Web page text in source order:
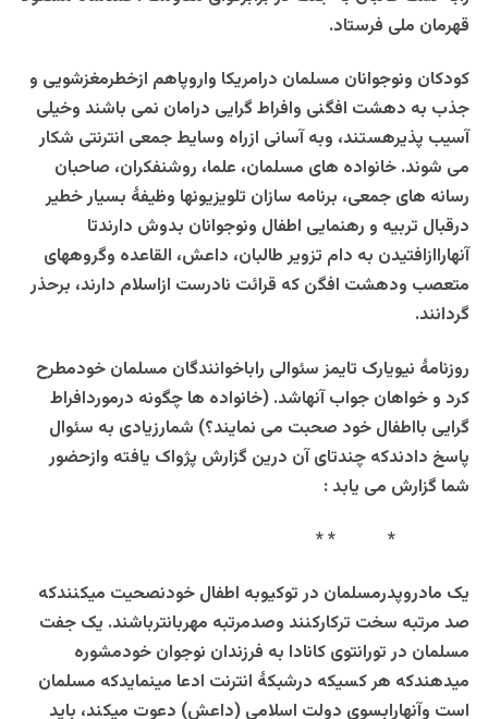
قهرمان ملی فرستاد.
کودکان ونوجوانان مسلمان درامریکا واروپاهم ازخطرمغزشویی و
جذب به دهشت افگنی وافراط گرایی درامان نمی باشند وخیلی
آسیب پذیرهستند، وبه آسانی ازراه وسایط جمعی انترنتی شکار
می شوند. خانواده های مسلمان، علما، روشنفکران، صاحبان
رسانه های جمعی، برنامه سازان تلویزیونها وظیفۀ بسیار خطیر
درقبال تربیه و رهنمایی اطفال ونوجوانان بدوش دارندتا
آنهاراازافتیدن به دام تزویر طالبان، داعش، القاعده وگروههای
متعصب ودهشت افگن که قرائت نادرست ازاسلام دارند، برحذر
گردانند.
روزنامۀ نیویارک تایمز سئوالی راباخوانندگان مسلمان خودمطرح
کرد و خواهان جواب آنهاشد. (خانواده ها چگونه درموردافراط
گرایی بااطفال خود صحبت می نمایند؟) شمارزیادی به سئوال
پاسخ دادندکه چندتای آن درین گزارش پژواک یافته وازحضور
شما گزارش می یابد :
* * *
یک مادروپدرمسلمان در توکیوبه اطفال خودنصحیت میکنندکه
صد مرتبه سخت ترکارکنند وصدمرتبه مهربانترباشند. یک جفت
مسلمان در تورانتوی کانادا به فرزندان نوجوان خودمشوره
میدهندکه هر کسیکه درشبکۀ انترنت ادعا مینمایدکه مسلمان
است وآنهارابسوی دولت اسلامی (داعش) دعوت میکند، باید